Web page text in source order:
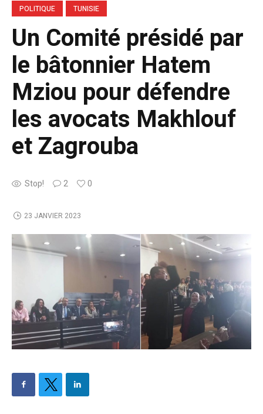
POLITIQUE TUNISIE
Un Comité présidé par
le bâtonnier Hatem
Mziou pour défendre
les avocats Makhlouf
et Zagrouba
Stop! 2 0
23 JANVIER 2023